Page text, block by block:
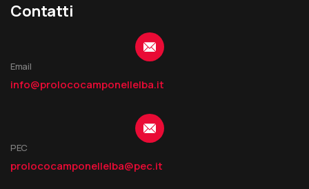
Contatti
Email
info@prolococamponellelba.it
PEC
prolococamponellelba@pec.it